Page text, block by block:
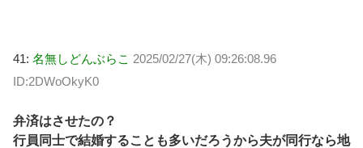
41: 名無しどんぶらこ 2025/02/27(木) 09:26:08.96
ID:2DWoOkyK0
弁済はさせたの？
行員同士で結婚することも多いだろうから夫が同行なら地